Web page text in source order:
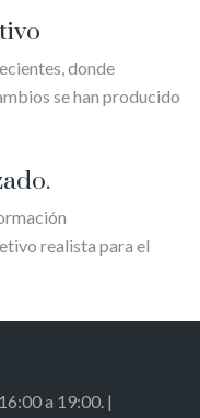
donde
se han producido
realista para el
a 19:00. |